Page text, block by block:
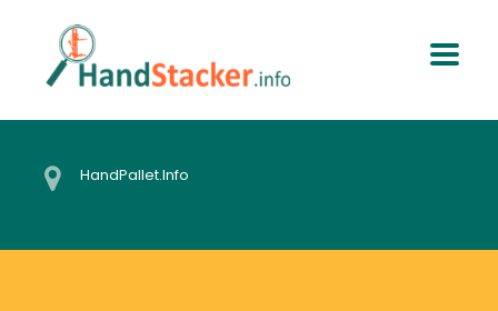
HandPallet.Info